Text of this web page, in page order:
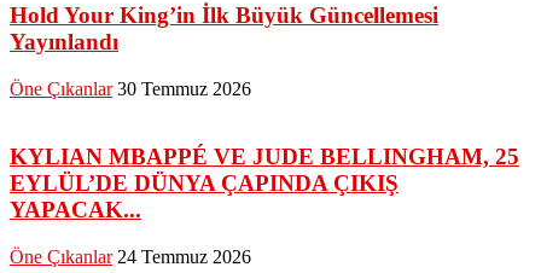
Hold Your King’in İlk Büyük Güncellemesi
Yayınlandı
Öne Çıkanlar 30 Temmuz 2026
KYLIAN MBAPPÉ VE JUDE BELLINGHAM, 25
EYLÜL’DE DÜNYA ÇAPINDA ÇIKIŞ
YAPACAK...
Öne Çıkanlar 24 Temmuz 2026